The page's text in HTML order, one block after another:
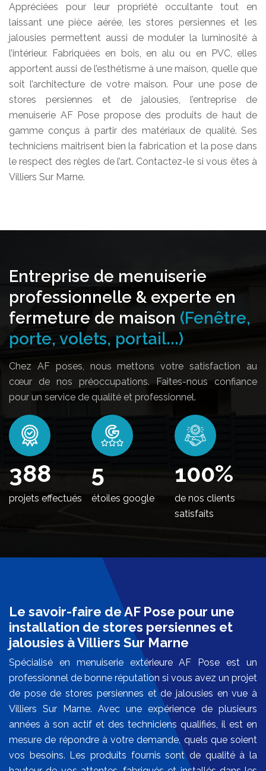
Appréciées pour leur propriété occultante tout en
laissant une pièce aérée, les stores persiennes et les
jalousies permettent aussi de moduler la luminosité à
l’intérieur. Fabriquées en bois, en alu ou en PVC, elles
apportent aussi de l’esthétisme à une maison, quelle que
soit l’architecture de votre maison. Pour une pose de
stores persiennes et de jalousies, l’entreprise de
menuiserie AF Pose propose des produits de haut de
gamme conçus à partir des matériaux de qualité. Ses
techniciens maitrisent bien la fabrication et la pose dans
le respect des règles de l’art. Contactez-le si vous êtes à
Villiers Sur Marne.
Entreprise de menuiserie
professionnelle & experte en
fermeture de maison (Fenêtre,
porte, volets, portail...)
Chez AF poses, nous mettons votre satisfaction au
cœur de nos préoccupations. Faites-nous confiance
pour un service de qualité et professionnel.
438
projets effectués
5
étoiles google
100%
de nos clients
satisfaits
Le savoir-faire de AF Pose pour une
installation de stores persiennes et
jalousies à Villiers Sur Marne
Spécialisé en menuiserie extérieure AF Pose est un
professionnel de bonne réputation si vous avez un projet
de pose de stores persiennes et de jalousies en vue à
Villiers Sur Marne. Avec une expérience de plusieurs
années à son actif et des techniciens qualifiés, il est en
mesure de répondre à votre demande, quels que soient
vos besoins. Les produits fournis sont de qualité à la